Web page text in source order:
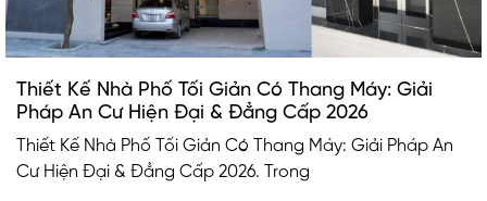
Thiết Kế Nhà Phố Tối Giản Có Thang Máy: Giải
Pháp An Cư Hiện Đại & Đẳng Cấp 2026
Thiết Kế Nhà Phố Tối Giản Có Thang Máy: Giải Pháp An
Cư Hiện Đại & Đẳng Cấp 2026. Trong